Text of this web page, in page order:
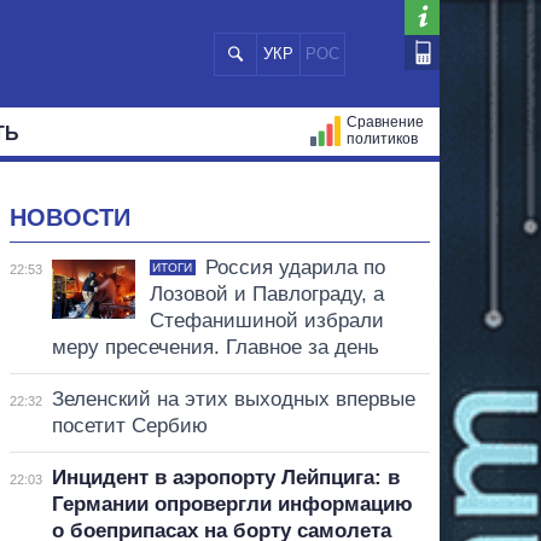
УКР РОС
Сравнение
политиков
НОВОСТИ
22:53 ИТОГИ
Россия ударила по
Лозовой и Павлограду, а
Стефанишиной избрали
меру пресечения. Главное за день
22:32
Зеленский на этих выходных впервые
посетит Сербию
22:03
Инцидент в аэропорту Лейпцига: в
Германии опровергли информацию
о боеприпасах на борту самолета